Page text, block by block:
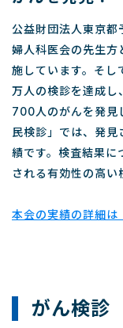
公益財団法人東京都
婦人科医会の先生
施しています。そ
万人の検診を達成し
700人のがんを発見
民検診」では、発
績です。検査結果に
される有効性の高い
本会の実績の詳細は
がん検診